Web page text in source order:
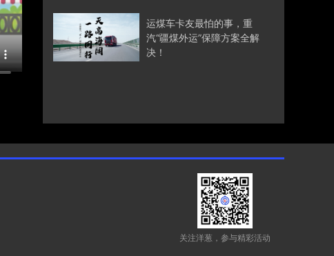
运煤车卡友最怕的事，重
汽“疆煤外运”保障方案全解
决！
关注洋葱，参与精彩活动